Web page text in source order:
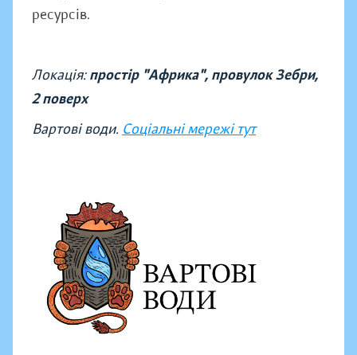
ресурсів.
Локація:простір "Африка", провулок Зебри,
2 поверх
Вартові води. Соціальні мережі тут